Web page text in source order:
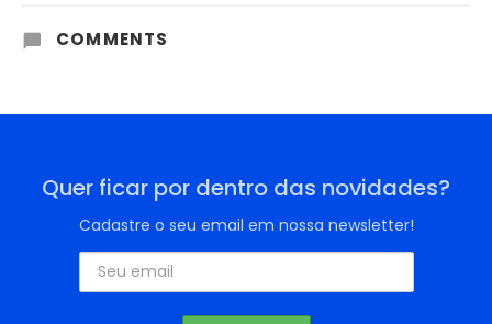
COMMENTS
Quer ficar por dentro das novidades?
Cadastre o seu email em nossa newsletter!